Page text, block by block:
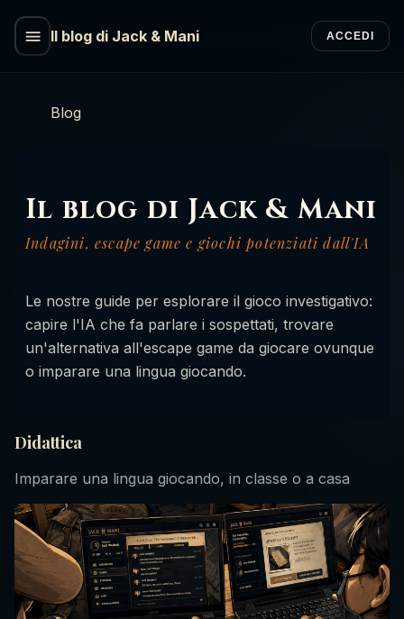
Il blog di Jack & Mani ACCEDI
Blog
Il blog di Jack & Mani
Indagini, escape game e giochi potenziati dall'IA
Le nostre guide per esplorare il gioco investigativo:
capire l'IA che fa parlare i sospettati, trovare
un'alternativa all'escape game da giocare ovunque
o imparare una lingua giocando.
Didattica
Imparare una lingua giocando, in classe o a casa